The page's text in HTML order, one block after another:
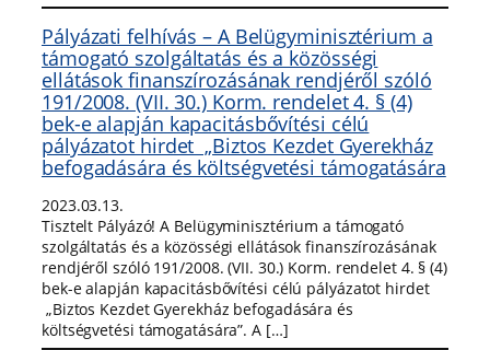
Pályázati felhívás – A Belügyminisztérium a
támogató szolgáltatás és a közösségi
ellátások finanszírozásának rendjéről szóló
191/2008. (VII. 30.) Korm. rendelet 4. § (4)
bek-e alapján kapacitásbővítési célú
pályázatot hirdet „Biztos Kezdet Gyerekház
befogadására és költségvetési támogatására
2023.03.13.
Tisztelt Pályázó! A Belügyminisztérium a támogató
szolgáltatás és a közösségi ellátások finanszírozásának
rendjéről szóló 191/2008. (VII. 30.) Korm. rendelet 4. § (4)
bek-e alapján kapacitásbővítési célú pályázatot hirdet
„Biztos Kezdet Gyerekház befogadására és
költségvetési támogatására”. A […]